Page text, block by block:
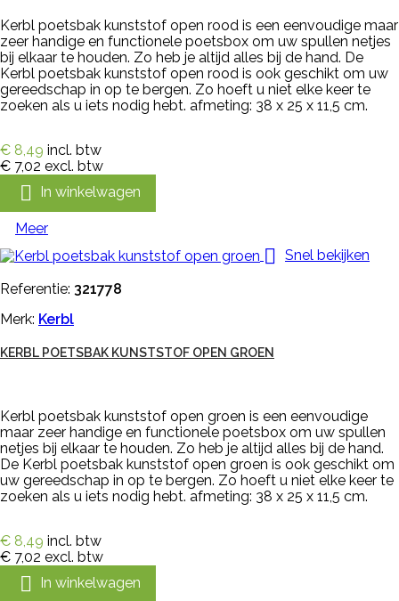
Kerbl poetsbak kunststof open rood is een eenvoudige maar
zeer handige en functionele poetsbox om uw spullen netjes
bij elkaar te houden. Zo heb je altijd alles bij de hand. De
Kerbl poetsbak kunststof open rood is ook geschikt om uw
gereedschap in op te bergen. Zo hoeft u niet elke keer te
zoeken als u iets nodig hebt. afmeting: 38 x 25 x 11,5 cm.
€ 8,49 incl. btw
€ 7,02 excl. btw
 In winkelwagen
Meer
 Snel bekijken
Referentie: 321778
Merk: Kerbl
KERBL POETSBAK KUNSTSTOF OPEN GROEN
Kerbl poetsbak kunststof open groen is een eenvoudige
maar zeer handige en functionele poetsbox om uw spullen
netjes bij elkaar te houden. Zo heb je altijd alles bij de hand.
De Kerbl poetsbak kunststof open groen is ook geschikt om
uw gereedschap in op te bergen. Zo hoeft u niet elke keer te
zoeken als u iets nodig hebt. afmeting: 38 x 25 x 11,5 cm.
€ 8,49 incl. btw
€ 7,02 excl. btw
 In winkelwagen